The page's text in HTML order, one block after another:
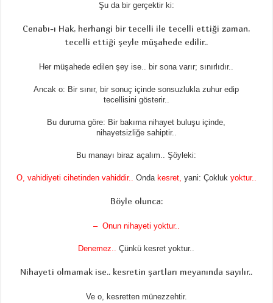
Şu da bir gerçektir ki:
Cenabı-ı Hak, herhangi bir tecelli ile tecelli ettiği zaman,
tecelli ettiği şeyle müşahede edilir..
Her müşahede edilen şey ise.. bir sona varır; sınırlıdır..
Ancak o: Bir sınır, bir sonuç içinde sonsuzlukla zuhur edip
tecellisini gösterir..
Bu duruma göre: Bir bakıma nihayet buluşu içinde,
nihayetsizliğe sahiptir..
Bu manayı biraz açalım.. Şöyleki:
O, vahidiyeti cihetinden vahiddir.. Onda kesret, yani: Çokluk yoktur..
Böyle olunca:
– Onun nihayeti yoktur..
Denemez..Çünkü kesret yoktur..
Nihayeti olmamak ise.. kesretin şartları meyanında sayılır..
Ve o, kesretten münezzehtir.